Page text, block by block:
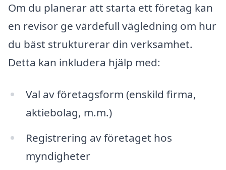
Om du planerar att starta ett företag kan
en revisor ge värdefull vägledning om hur
du bäst strukturerar din verksamhet.
Detta kan inkludera hjälp med:
Val av företagsform (enskild firma,
aktiebolag, m.m.)
Registrering av företaget hos
myndigheter